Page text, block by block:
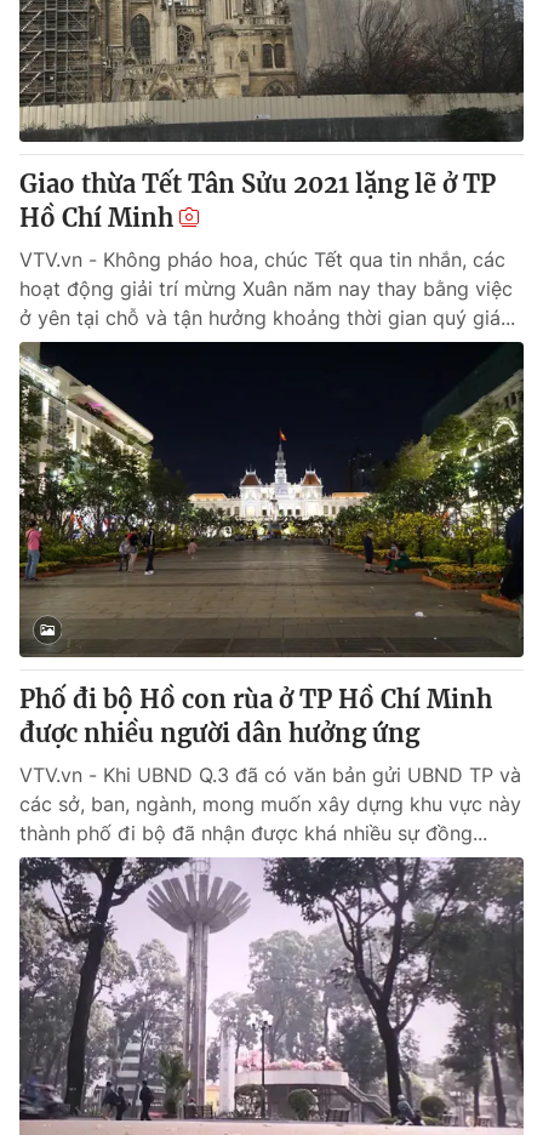
Giao thừa Tết Tân Sửu 2021 lặng lẽ ở TP
Hồ Chí Minh
VTV.vn - Không pháo hoa, chúc Tết qua tin nhắn, các
hoạt động giải trí mừng Xuân năm nay thay bằng việc
ở yên tại chỗ và tận hưởng khoảng thời gian quý giá...
Phố đi bộ Hồ con rùa ở TP Hồ Chí Minh
được nhiều người dân hưởng ứng
VTV.vn - Khi UBND Q.3 đã có văn bản gửi UBND TP và
các sở, ban, ngành, mong muốn xây dựng khu vực này
thành phố đi bộ đã nhận được khá nhiều sự đồng...